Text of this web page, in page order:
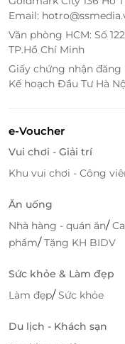
toàn, chính hãng.
Email:
Văn phòng HCM: Số
TP.Hồ Chí Minh
Giấy chứng nhận đăng
Kế hoạch Đầu Tư Hà
e-Voucher
Vui chơi - Giải trí
Khu vui chơi - Công
Ăn uống
Nhà hàng - quán ăn/
phẩm/Tặng KH BIDV
Sức khỏe & Làm đẹp
Làm đẹp/Sức khỏe
Du lịch - Khách sạn